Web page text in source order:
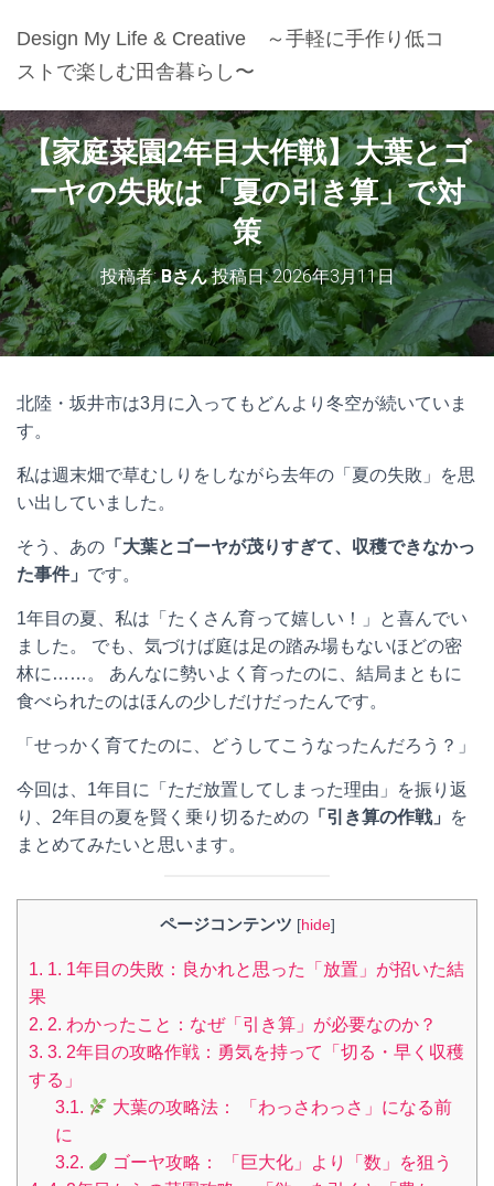
Design My Life & Creative ～手軽に手作り低コ
ストで楽しむ田舎暮らし〜
【家庭菜園2年目大作戦】大葉とゴ
ーヤの失敗は「夏の引き算」で対
策
投稿者:Bさん投稿日:2026年3月11日
北陸・坂井市は3月に入ってもどんより冬空が続いていま
す。
私は週末畑で草むしりをしながら去年の「夏の失敗」を思
い出していました。
そう、あの 「大葉とゴーヤが茂りすぎて、収穫できなかっ
た事件」 です。
1年目の夏、私は「たくさん育って嬉しい！」と喜んでい
ました。 でも、気づけば庭は足の踏み場もないほどの密
林に……。 あんなに勢いよく育ったのに、結局まともに
食べられたのはほんの少しだけだったんです。
「せっかく育てたのに、どうしてこうなったんだろう？」
今回は、1年目に「ただ放置してしまった理由」を振り返
り、2年目の夏を賢く乗り切るための 「引き算の作戦」
を
まとめてみたいと思います。
ページコンテンツ [hide]
1. 1. 1年目の失敗：良かれと思った「放置」が招いた結
果
2. 2. わかったこと：なぜ「引き算」が必要なのか？
3. 3. 2年目の攻略作戦：勇気を持って「切る・早く収穫
する」
3.1.
大葉の攻略法： 「わっさわっさ」になる前
に
3.2.
ゴーヤ攻略： 「巨大化」より「数」を狙う